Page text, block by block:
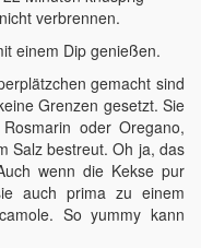
verbrennen.
einem Dip genießen.
gemacht sind
Grenzen gesetzt. Sie
oder Oregano,
Salz bestreut. Oh ja, das
wenn die Kekse pur
auch prima zu einem
So yummy kann